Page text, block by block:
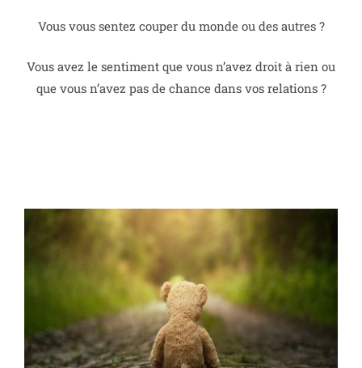
Vous vous sentez couper du monde ou des autres ?
Vous avez le sentiment que vous n’avez droit à rien ou
que vous n’avez pas de chance dans vos relations ?